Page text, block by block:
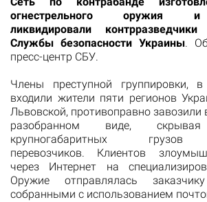
огнестрельного оружия и
ликвидировали
Службы безопасности Украины.
пресс-центр СБУ.
Члены преступной группировки,
входили жители пяти регионов
Львовской, противоправно завозили
разобранном виде,
крупногабаритных грузов
перевозчиков. Клиентов
через Интернет на
Оружие отправлялась
собранными с использованием